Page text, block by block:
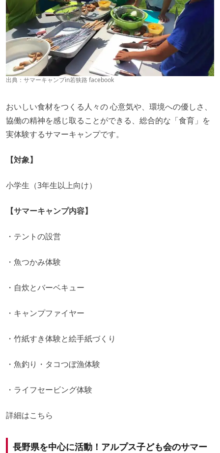
出典： サマーキャンプin若狭路 facebook
おいしい食材をつくる人々の 心意気や、環境への優しさ、
協働の精神を感じ取ることができる、総合的な「食育」を
実体験するサマーキャンプです。
【対象】
小学生（3年生以上向け）
【サマーキャンプ内容】
・テントの設営
・魚つかみ体験
・自炊とバーベキュー
・キャンプファイヤー
・竹紙すき体験と絵手紙づくり
・魚釣り・タコつぼ漁体験
・ライフセービング体験
詳細はこちら
長野県を中心に活動！アルプス子ども会のサマー